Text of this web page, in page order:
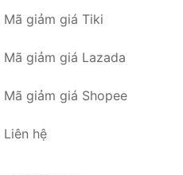
Mã giảm giá Tiki
Mã giảm giá Lazada
Mã giảm giá Shopee
Liên hệ